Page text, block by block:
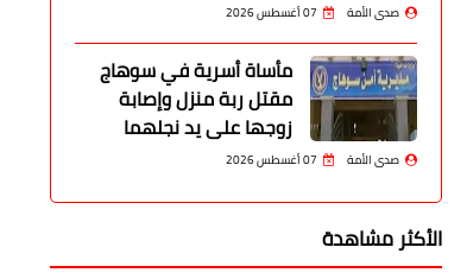
صدى الأمة 07 أغسطس 2026
مأساة أسرية في سوهاج
مقتل ربة منزل وإصابة
زوجها على يد نجلهما
صدى الأمة 07 أغسطس 2026
الأكثر مشاهدة